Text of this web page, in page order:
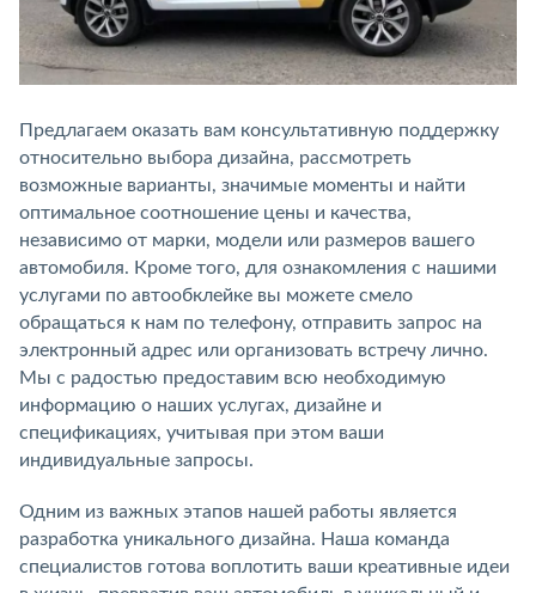
Предлагаем оказать вам консультативную поддержку
относительно выбора дизайна, рассмотреть
возможные варианты, значимые моменты и найти
оптимальное соотношение цены и качества,
независимо от марки, модели или размеров вашего
автомобиля. Кроме того, для ознакомления с нашими
услугами по автообклейке вы можете смело
обращаться к нам по телефону, отправить запрос на
электронный адрес или организовать встречу лично.
Мы с радостью предоставим всю необходимую
информацию о наших услугах, дизайне и
спецификациях, учитывая при этом ваши
индивидуальные запросы.
Одним из важных этапов нашей работы является
разработка уникального дизайна. Наша команда
специалистов готова воплотить ваши креативные идеи